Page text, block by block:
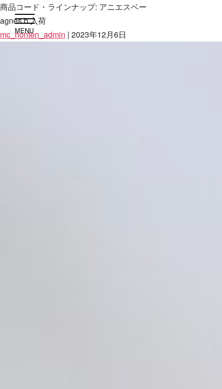
MENU
商品コード・ラインナップ: アニエスベー
agnes b.入荷
mc_honten_admin | 2023年12月6日